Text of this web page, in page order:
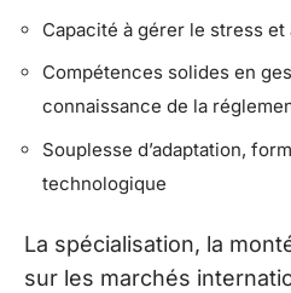
Capacité à gérer le stress
Compétences solides en
connaissance de la
Souplesse d’adaptation,
technologique
La spécialisation, la
sur les marchés